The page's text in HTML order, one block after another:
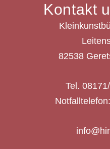
Kontakt
82538
Tel.